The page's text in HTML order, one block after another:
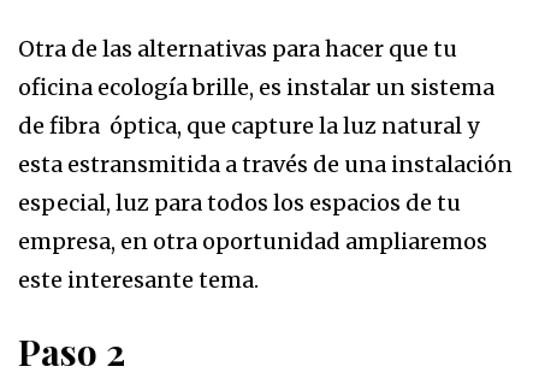
Otra de las alternativas para hacer que tu
oficina ecología brille, es instalar un sistema
de fibra óptica, que capture la luz natural y
esta estransmitida a través de una instalación
especial, luz para todos los espacios de tu
empresa, en otra oportunidad ampliaremos
este interesante tema.
Paso 2